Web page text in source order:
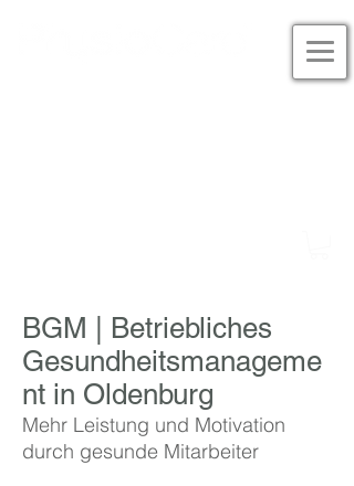
BGM | Betriebliches
Gesundheitsmanageme
nt in Oldenburg
Mehr Leistung und Motivation
durch gesunde Mitarbeiter